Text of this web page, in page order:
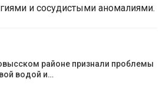
и сосудистыми аномалиями.
районе признали проблемы
водой и…